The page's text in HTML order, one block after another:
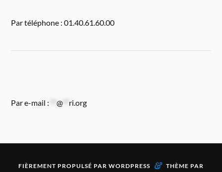
Par téléphone : 01.40.61.60.00
Par e-mail : **@ ri.org
FIÈREMENT PROPULSÉ PAR WORDPRESS & THÈME PAR